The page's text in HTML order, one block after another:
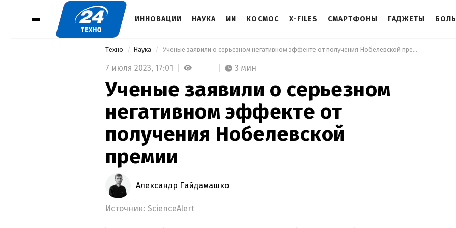
ИННОВАЦИИ НАУКА ИИ КОСМОС X-FILES СМАРТФОНЫ ГАДЖЕТЫ
Техно Наука Ученые заявили о серьезном негативном эффекте от получения Нобелевской премии
7 июля 2023, 17:01 3 мин
Ученые заявили о серьезном
негативном эффекте от
получения Нобелевской
премии
Александр Гайдамашко
Источник: ScienceAlert